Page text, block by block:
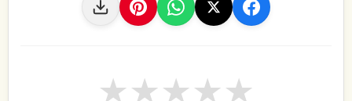
★
★
★
★
★